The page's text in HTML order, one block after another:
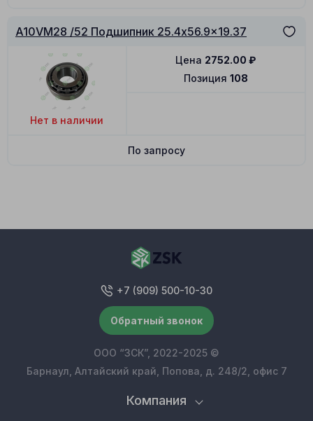
A10VM28 /52 Подшипник 25.4x56.9x19.37
Нет в наличии
Позиция 108
Цена 2752.00 ₽
По запросу
Компания
+7 (909) 500-10-30
Обратный звонок
ООО “ЗСК”, 2022-2025 ©
Барнаул, Алтайский край, Попова, д. 248/2, офис 7